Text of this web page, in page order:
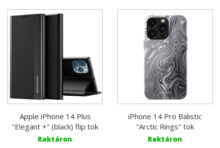
Apple iPhone 14 Plus
"Elegant +" (black) flip tok
Raktáron
iPhone 14 Pro Balistic
"Arctic Rings" tok
Raktáron